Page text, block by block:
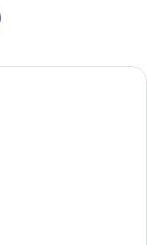
Küstenlandschaft mit